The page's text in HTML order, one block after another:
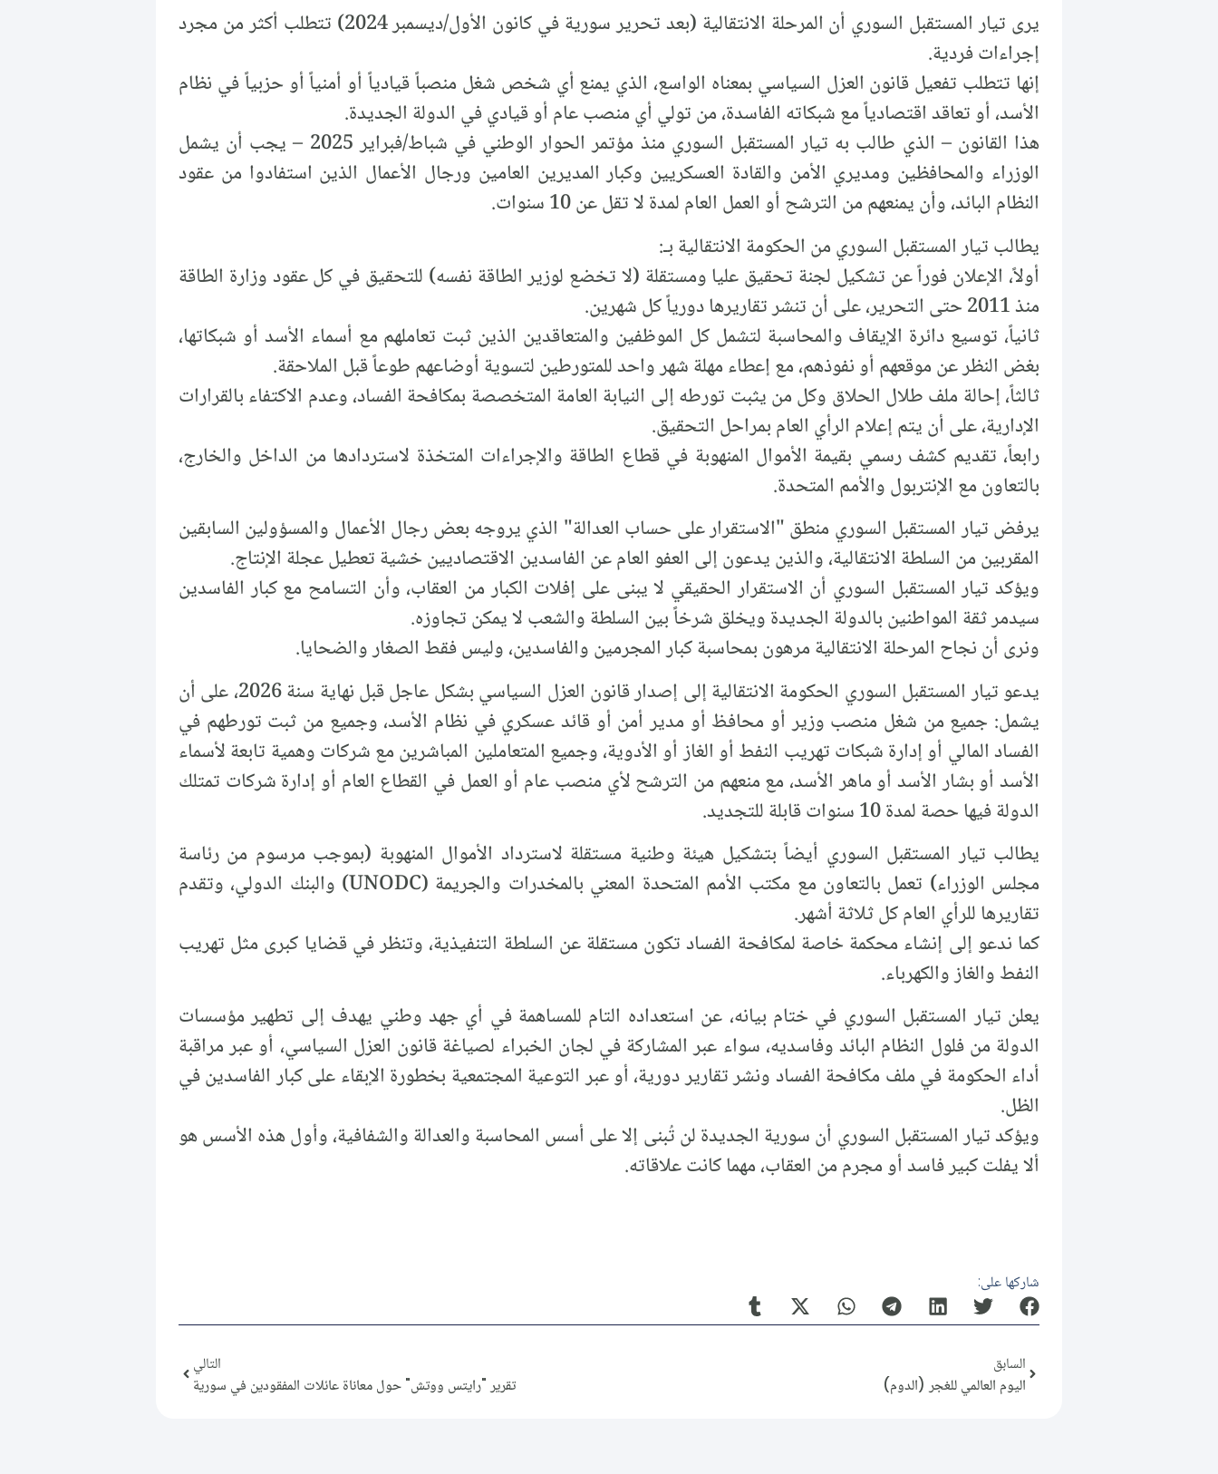
يرى تيار المستقبل السوري أن المرحلة الانتقالية (بعد تحرير سورية في كانون الأول/ديسمبر 2024) تتطلب أكثر من مجرد
إجراءات فردية.
إنها تتطلب تفعيل قانون العزل السياسي بمعناه الواسع، الذي يمنع أي شخص شغل منصباً قيادياً أو أمنياً أو حزبياً في نظام
الأسد، أو تعاقد اقتصادياً مع شبكاته الفاسدة، من تولي أي منصب عام أو قيادي في الدولة الجديدة.
هذا القانون – الذي طالب به تيار المستقبل السوري منذ مؤتمر الحوار الوطني في شباط/فبراير 2025 – يجب أن يشمل
الوزراء والمحافظين ومديري الأمن والقادة العسكريين وكبار المديرين العامين ورجال الأعمال الذين استفادوا من عقود
النظام البائد، وأن يمنعهم من الترشح أو العمل العام لمدة لا تقل عن 10 سنوات.
يطالب تيار المستقبل السوري من الحكومة الانتقالية بـ:
أولاً، الإعلان فوراً عن تشكيل لجنة تحقيق عليا ومستقلة (لا تخضع لوزير الطاقة نفسه) للتحقيق في كل عقود وزارة الطاقة
منذ 2011 حتى التحرير، على أن تنشر تقاريرها دورياً كل شهرين.
ثانياً، توسيع دائرة الإيقاف والمحاسبة لتشمل كل الموظفين والمتعاقدين الذين ثبت تعاملهم مع أسماء الأسد أو شبكاتها،
بغض النظر عن موقعهم أو نفوذهم، مع إعطاء مهلة شهر واحد للمتورطين لتسوية أوضاعهم طوعاً قبل الملاحقة.
ثالثاً، إحالة ملف طلال الحلاق وكل من يثبت تورطه إلى النيابة العامة المتخصصة بمكافحة الفساد، وعدم الاكتفاء بالقرارات
الإدارية، على أن يتم إعلام الرأي العام بمراحل التحقيق.
رابعاً، تقديم كشف رسمي بقيمة الأموال المنهوبة في قطاع الطاقة والإجراءات المتخذة لاستردادها من الداخل والخارج،
بالتعاون مع الإنتربول والأمم المتحدة.
يرفض تيار المستقبل السوري منطق "الاستقرار على حساب العدالة" الذي يروجه بعض رجال الأعمال والمسؤولين السابقين
المقربين من السلطة الانتقالية، والذين يدعون إلى العفو العام عن الفاسدين الاقتصاديين خشية تعطيل عجلة الإنتاج.
ويؤكد تيار المستقبل السوري أن الاستقرار الحقيقي لا يبنى على إفلات الكبار من العقاب، وأن التسامح مع كبار الفاسدين
سيدمر ثقة المواطنين بالدولة الجديدة ويخلق شرخاً بين السلطة والشعب لا يمكن تجاوزه.
ونرى أن نجاح المرحلة الانتقالية مرهون بمحاسبة كبار المجرمين والفاسدين، وليس فقط الصغار والضحايا.
يدعو تيار المستقبل السوري الحكومة الانتقالية إلى إصدار قانون العزل السياسي بشكل عاجل قبل نهاية سنة 2026، على أن
يشمل: جميع من شغل منصب وزير أو محافظ أو مدير أمن أو قائد عسكري في نظام الأسد، وجميع من ثبت تورطهم في
الفساد المالي أو إدارة شبكات تهريب النفط أو الغاز أو الأدوية، وجميع المتعاملين المباشرين مع شركات وهمية تابعة لأسماء
الأسد أو بشار الأسد أو ماهر الأسد، مع منعهم من الترشح لأي منصب عام أو العمل في القطاع العام أو إدارة شركات تمتلك
الدولة فيها حصة لمدة 10 سنوات قابلة للتجديد.
يطالب تيار المستقبل السوري أيضاً بتشكيل هيئة وطنية مستقلة لاسترداد الأموال المنهوبة (بموجب مرسوم من رئاسة
مجلس الوزراء) تعمل بالتعاون مع مكتب الأمم المتحدة المعني بالمخدرات والجريمة (UNODC) والبنك الدولي، وتقدم
تقاريرها للرأي العام كل ثلاثة أشهر.
كما ندعو إلى إنشاء محكمة خاصة لمكافحة الفساد تكون مستقلة عن السلطة التنفيذية، وتنظر في قضايا كبرى مثل تهريب
النفط والغاز والكهرباء.
يعلن تيار المستقبل السوري في ختام بيانه، عن استعداده التام للمساهمة في أي جهد وطني يهدف إلى تطهير مؤسسات
الدولة من فلول النظام البائد وفاسديه، سواء عبر المشاركة في لجان الخبراء لصياغة قانون العزل السياسي، أو عبر مراقبة
أداء الحكومة في ملف مكافحة الفساد ونشر تقارير دورية، أو عبر التوعية المجتمعية بخطورة الإبقاء على كبار الفاسدين في
الظل.
ويؤكد تيار المستقبل السوري أن سورية الجديدة لن تُبنى إلا على أسس المحاسبة والعدالة والشفافية، وأول هذه الأسس هو
ألا يفلت كبير فاسد أو مجرم من العقاب، مهما كانت علاقاته.
شاركها على:
السابق
اليوم العالمي للغجر (الدوم)
التالي
تقرير "رايتس ووتش" حول معاناة عائلات المفقودين في سورية